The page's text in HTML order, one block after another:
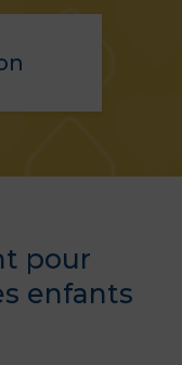
pour
enfants